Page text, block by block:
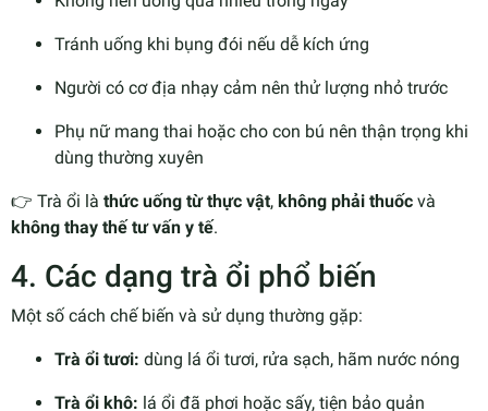
Tránh uống khi bụng đói nếu dễ kích ứng
Người có cơ địa nhạy cảm nên thử lượng nhỏ trước
Phụ nữ mang thai hoặc cho con bú nên thận trọng khi
dùng thường xuyên
👉 Trà ổi là thức uống từ thực vật, không phải thuốc và
không thay thế tư vấn y tế.
4. Các dạng trà ổi phổ biến
Một số cách chế biến và sử dụng thường gặp:
Trà ổi tươi: dùng lá ổi tươi, rửa sạch, hãm nước nóng
Trà ổi khô: lá ổi đã phơi hoặc sấy, tiện bảo quản